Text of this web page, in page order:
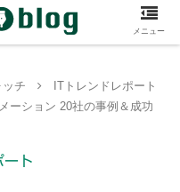
チ
ITトレンドレポート
ーション 20社の事例＆成功
ート
メニュー